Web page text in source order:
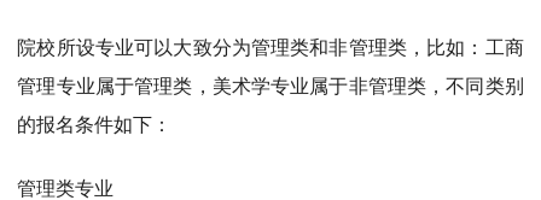
院校所设专业可以大致分为管理类和非管理类，比如：工商
管理专业属于管理类，美术学专业属于非管理类，不同类别
的报名条件如下：
管理类专业